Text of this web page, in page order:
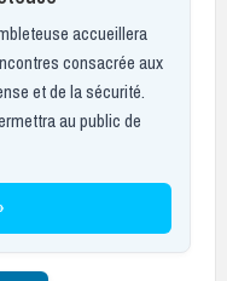
accueillera
consacrée aux
et de la sécurité.
au public de